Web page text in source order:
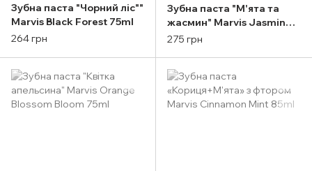
Зубна паста "Чорний ліс""
Marvis Black Forest 75ml
264 грн
Зубна паста "М'ята та
жасмин" Marvis Jasmin
Mint 85ml
275 грн